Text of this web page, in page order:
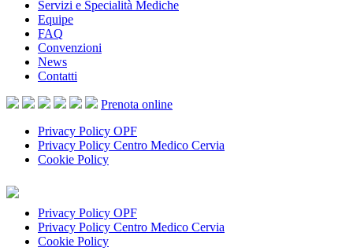
Servizi e Specialità Mediche
Equipe
FAQ
Convenzioni
News
Contatti
Prenota online
Privacy Policy OPF
Privacy Policy Centro Medico Cervia
Cookie Policy
Privacy Policy OPF
Privacy Policy Centro Medico Cervia
Cookie Policy